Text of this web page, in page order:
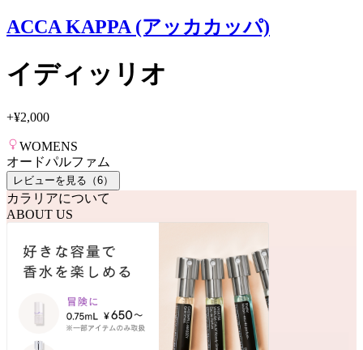
ACCA KAPPA (アッカカッパ)
イディッリオ
+¥2,000
WOMENS
オードパルファム
レビューを見る（6）
カラリアについて
ABOUT US